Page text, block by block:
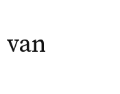
van